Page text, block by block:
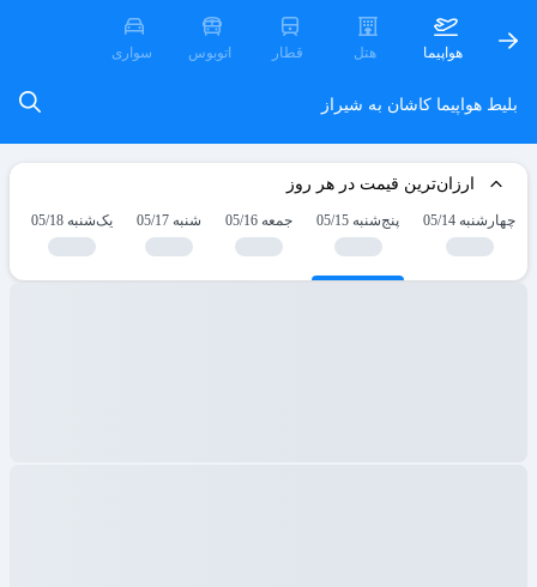
هواپیما هتل قطار اتوبوس سواری
بلیط هواپیما کاشان به شیراز
ارزان‌ترین قیمت در هر روز
چهارشنبه 05/14 پنج‌شنبه 05/15 جمعه 05/16 شنبه 05/17 یک‌شنبه 05/18